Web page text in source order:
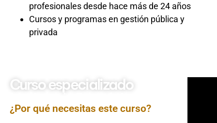
profesionales desde hace más de 24 años
Cursos y programas en gestión pública y
privada
Curso especializado
¿Por qué necesitas este curso?